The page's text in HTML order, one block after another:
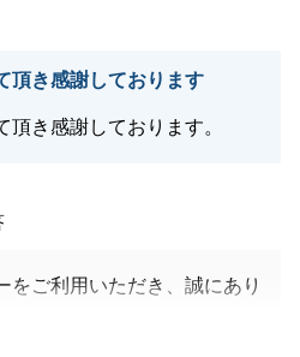
閉じる
頂き感謝しております
き感謝しております。
をご利用いただき、誠にあり